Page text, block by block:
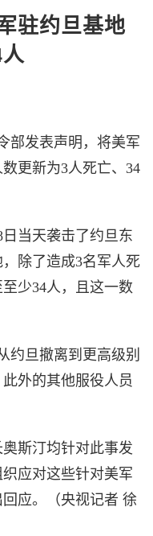
驻约旦基地
部发表声明，将美军
更新为3人死亡、34
当天袭击了约旦东
除了造成3名军人死
少34人，且这一数
约旦撤离到更高级别
外的其他服役人员
斯汀均针对此事发
应对这些针对美军
应。（央视记者 徐